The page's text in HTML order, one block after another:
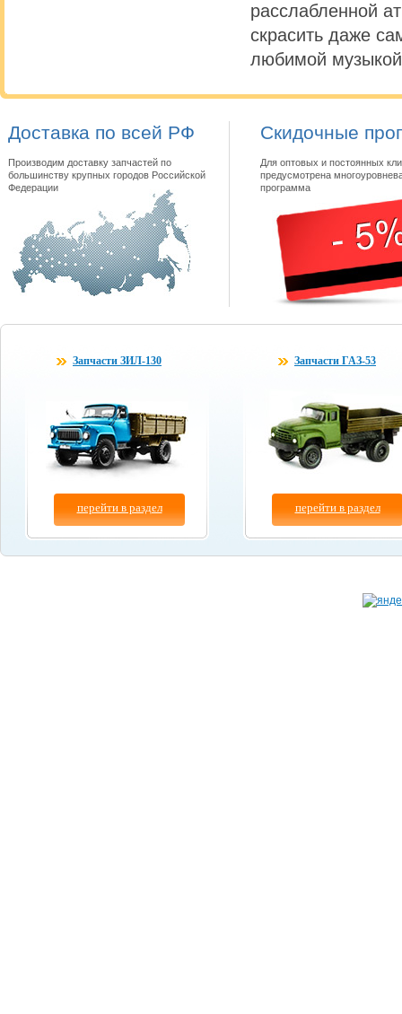
расслабленной
скрасить даже
любимой
Доставка по всей РФ
Производим доставку запчастей по
большинству крупных городов Российской
Федерации
Скидочные
Для оптовых и постоянных
предусмотрена
программа
Запчасти ЗИЛ-130
перейти в раздел
Запчасти ГАЗ-53
перейти в раздел